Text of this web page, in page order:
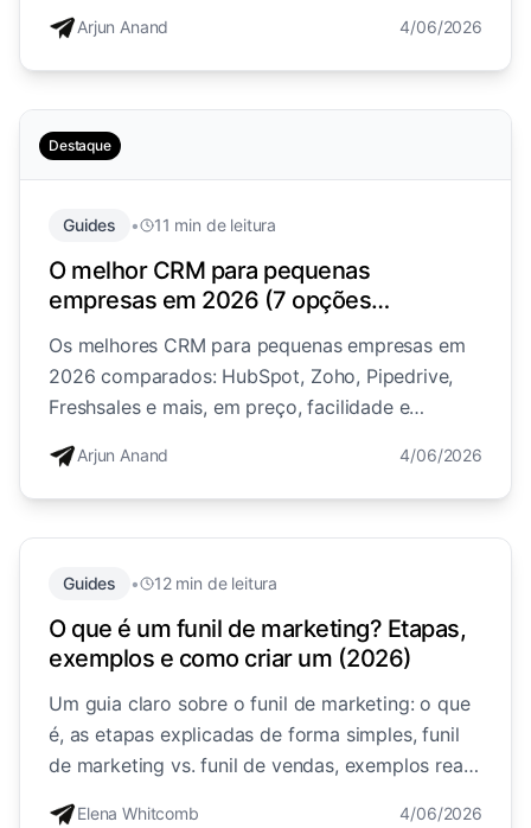
para negócios focados em DM.
Arjun Anand 4/06/2026
Destaque
Guides • 11 min de leitura
O melhor CRM para pequenas
empresas em 2026 (7 opções
Os melhores CRM para pequenas empresas em
2026 comparados: HubSpot, Zoho, Pipedrive,
Freshsales e mais, em preço, facilidade e
leads chegam pelas DM do Instagram.
Arjun Anand 4/06/2026
Guides • 12 min de leitura
O que é um funil de marketing? Etapas,
exemplos e como criar um (2026)
Um guia claro sobre o funil de marketing: o que
é, as etapas explicadas de forma simples, funil
de marketing vs. funil de vendas, exemplos reais
Elena Whitcomb 4/06/2026